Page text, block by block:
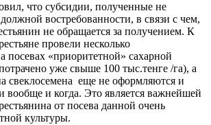
что субсидии, полученные не
востребованности, в связи с чем,
не обращается за получением. К
провели несколько
посевах «приоритетной» сахарной
уже свыше 100 тыс.тенге /га), а
свеклосемена еще не оформляются и
вообще и когда. Это является важнейшей
от посева данной очень
культуры.